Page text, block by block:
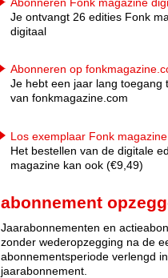
Abonneren Fonk magazine
Je ontvangt 26 edities Fonk
digitaal
Abonneren op
Je hebt een jaar lang toegang
van fonkmagazine.com
Los exemplaar Fonk
Het bestellen van de digitale
magazine kan ook (€9,49)
abonnement
Jaarabonnementen en
zonder wederopzegging na de
abonnementsperiode verlengd
jaarabonnement.